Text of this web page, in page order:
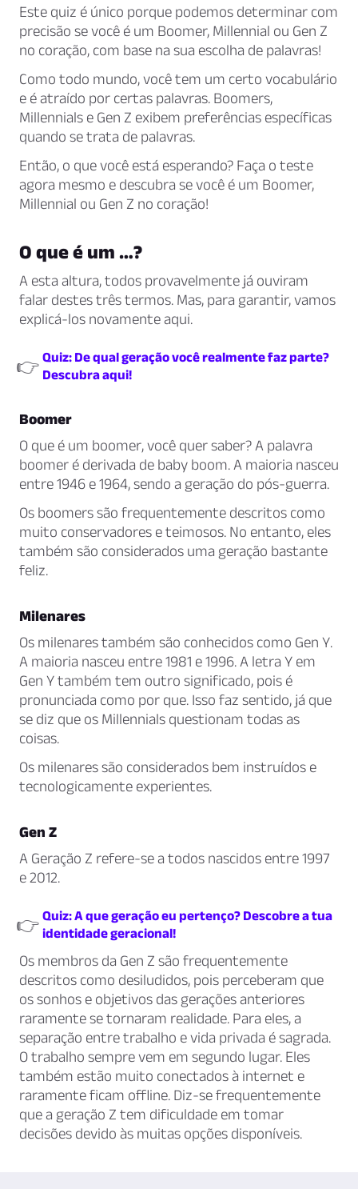
Este quiz é único porque podemos determinar com
precisão se você é um Boomer, Millennial ou Gen Z
no coração, com base na sua escolha de palavras!
Como todo mundo, você tem um certo vocabulário
e é atraído por certas palavras. Boomers,
Millennials e Gen Z exibem preferências específicas
quando se trata de palavras.
Então, o que você está esperando? Faça o teste
agora mesmo e descubra se você é um Boomer,
Millennial ou Gen Z no coração!
O que é um …?
A esta altura, todos provavelmente já ouviram
falar destes três termos. Mas, para garantir, vamos
explicá-los novamente aqui.
👉 Quiz: De qual geração você realmente faz parte?
Descubra aqui!
Boomer
O que é um boomer, você quer saber? A palavra
boomer é derivada de baby boom. A maioria nasceu
entre 1946 e 1964, sendo a geração do pós-guerra.
Os boomers são frequentemente descritos como
muito conservadores e teimosos. No entanto, eles
também são considerados uma geração bastante
feliz.
Milenares
Os milenares também são conhecidos como Gen Y.
A maioria nasceu entre 1981 e 1996. A letra Y em
Gen Ytambém tem outro significado, pois é
pronunciada como por que. Isso faz sentido, já que
se diz que os Millennials questionam todas as
coisas.
Os milenares são considerados bem instruídos e
tecnologicamente experientes.
Gen Z
A Geração Z refere-se a todos nascidos entre 1997
e 2012.
👉 Quiz: A que geração eu pertenço? Descobre a tua
identidade geracional!
Os membros da Gen Z são frequentemente
descritos como desiludidos, pois perceberam que
os sonhos e objetivos das gerações anteriores
raramente se tornaram realidade. Para eles, a
separação entre trabalho e vida privada é sagrada.
O trabalho sempre vem em segundo lugar. Eles
também estão muito conectados à internet e
raramente ficam offline. Diz-se frequentemente
que a geração Z tem dificuldade em tomar
decisões devido às muitas opções disponíveis.